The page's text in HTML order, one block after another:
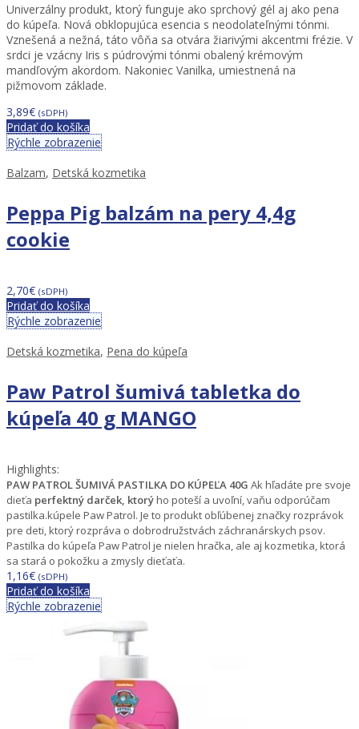
Univerzálny produkt, ktorý funguje ako sprchový gél aj ako pena
do kúpeľa. Nová obklopujúca esencia s neodolateľnými tónmi.
Vznešená a nežná, táto vôňa sa otvára žiarivými akcentmi frézie. V
srdci je vzácny Iris s púdrovými tónmi obalený krémovým
mandľovým akordom. Nakoniec Vanilka, umiestnená na
pižmovom základe.
3,89€ (sDPH)
Pridať do košíka
Rýchle zobrazenie
Balzam, Detská kozmetika
Peppa Pig balzám na pery 4,4g
cookie
2,70€ (sDPH)
Pridať do košíka
Rýchle zobrazenie
Detská kozmetika, Pena do kúpeľa
Paw Patrol šumivá tabletka do
kúpeľa 40 g MANGO
Highlights:
PAW PATROL ŠUMIVÁ PASTILKA DO KÚPEĽA 40G Ak hľadáte pre svoje
dieťa perfektný darček, ktorýho poteší a uvoľní, vaňu odporúčam
pastilka.kúpele Paw Patrol. Je to produkt obľúbenej značky rozprávok
pre deti, ktorý rozpráva o dobrodružstvách záchranárskych psov.
Pastilka do kúpeľa Paw Patrol je nielen hračka, ale aj kozmetika, ktorá
sa stará o pokožku a zmysly dieťaťa.
1,16€ (sDPH)
Pridať do košíka
Rýchle zobrazenie